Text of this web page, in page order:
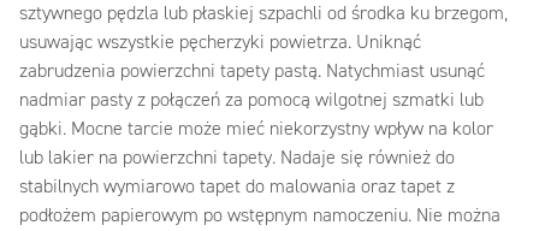
sztywnego pędzla lub płaskiej szpachli od środka ku brzegom,
usuwając wszystkie pęcherzyki powietrza. Uniknąć
zabrudzenia powierzchni tapety pastą. Natychmiast usunąć
nadmiar pasty z połączeń za pomocą wilgotnej szmatki lub
gąbki. Mocne tarcie może mieć niekorzystny wpływ na kolor
lub lakier na powierzchni tapety. Nadaje się również do
stabilnych wymiarowo tapet do malowania oraz tapet z
podłożem papierowym po wstępnym namoczeniu. Nie można